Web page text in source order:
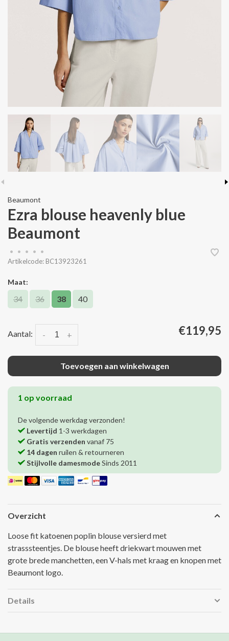
Beaumont
Ezra blouse heavenly blue
Beaumont
• • • •
•
Artikelcode: BC13923261
Maat:
34 36 38 40
Aantal: +
- €119,95
Toevoegen aan winkelwagen
1 op voorraad
De volgende werkdag verzonden!
Levertijd 1-3 werkdagen
Gratis verzenden vanaf 75
14 dagen ruilen & retourneren
Stijlvolle damesmodeSinds 2011
Overzicht
Loose fit katoenen poplin blouse versierd met
strasssteentjes. De blouse heeft driekwart mouwen met
grote brede manchetten, een V-hals met kraag en knopen met
Beaumont logo.
Details